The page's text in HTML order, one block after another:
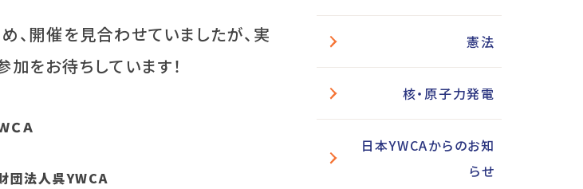
開催を見合わせていましたが、実
をお待ちしています！
ＣＡ
団法人呉YWCA
憲法
核・原子力発電
日本YWCAからのお知
らせ